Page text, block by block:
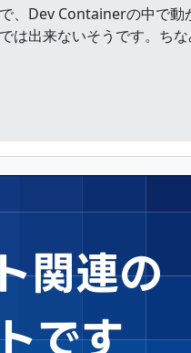
、Dev Containerの中で
出来ないそうです。ち
関連の